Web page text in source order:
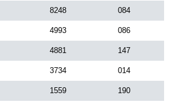
8248 084
4993 086
4881 147
3734 014
1559 190